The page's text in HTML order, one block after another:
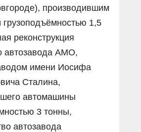
производившим
грузоподъёмностью 1,5
реконструкция
автозавода АМО,
имени Иосифа
Сталина,
автомашины
3 тонны,
автозавода